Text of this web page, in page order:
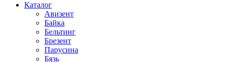
Каталог
Авизент
Байка
Бельтинг
Брезент
Парусина
Бязь